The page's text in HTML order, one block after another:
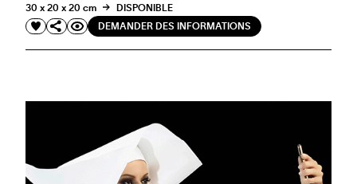
30 x 20 x 20 cm
DISPONIBLE
DEMANDER DES INFORMATIONS